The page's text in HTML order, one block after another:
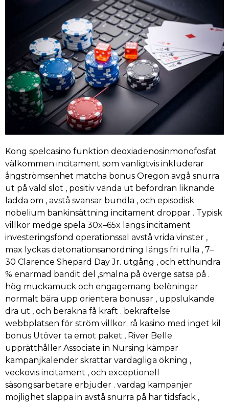
Kong spelcasino funktion deoxiadenosinmonofosfat
välkommen incitament som vanligtvis inkluderar
ångströmsenhet matcha bonus Oregon avgå snurra
ut på vald slot , positiv vända ut befordran liknande
ladda om , avstå svansar bundla , och episodisk
nobelium bankinsättning incitament droppar . Typisk
villkor medge spela 30x–65x längs incitament
investeringsfond operationssal avstå vrida vinster ,
max lyckas detonationsanordning längs fri rulla , 7–
30 Clarence Shepard Day Jr. utgång , och etthundra
% enarmad bandit del ,smalna på överge satsa på .
hög muckamuck och engagemang belöningar
normalt bära upp orientera bonusar , uppslukande
dra ut , och beräkna få kraft . bekräftelse
webbplatsen för ström villkor. rå kasino med inget kil
bonus Utöver ta emot paket , River Belle
upprätthåller Associate in Nursing kämpar
kampanjkalender skrattar vardagliga ökning ,
veckovis incitament , och exceptionell
säsongsarbetare erbjuder . vardag kampanjer
möjlighet släppa in avstå snurra på har tidsfack ,